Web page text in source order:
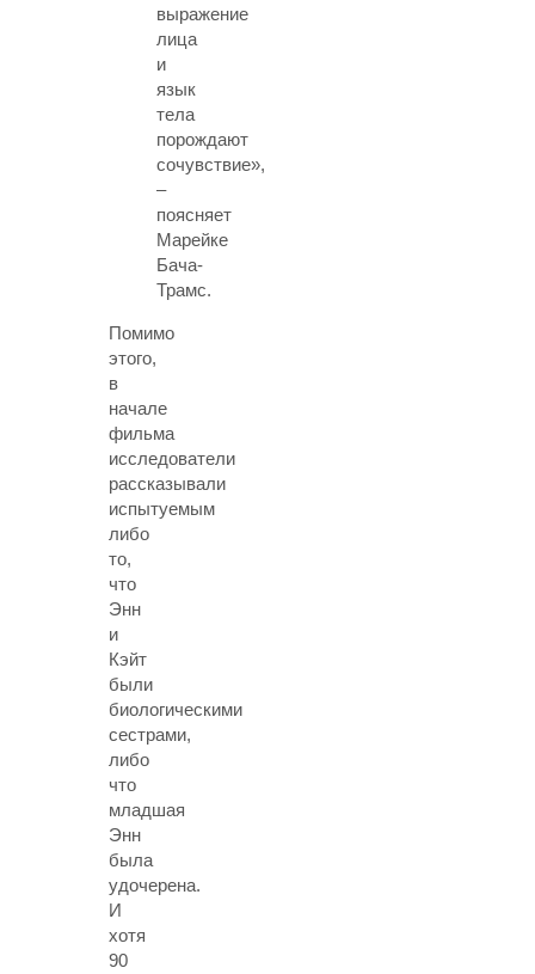
выражение
лица
и
язык
тела
порождают
сочувствие»,
–
поясняет
Марейке
Бача-
Трамс.
Помимо
этого,
в
начале
фильма
исследователи
рассказывали
испытуемым
либо
то,
что
Энн
и
Кэйт
были
биологическими
сестрами,
либо
что
младшая
Энн
была
удочерена.
И
хотя
90